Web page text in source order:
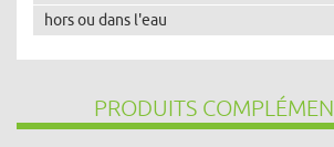
hors ou dans l'eau
PRODUITS